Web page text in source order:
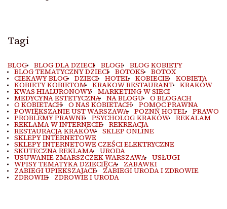
Tagi
BLOG BLOG DLA DZIECI BLOGI BLOG KOBIETY
BLOG TEMATYCZNY DZIECI BOTOKS BOTOX
CIEKAWY BLOG DZIECI HOTEL KOBIECIE KOBIETA
KOBIETY KOBIETOM KRAKOW RESTAURANT KRAKÓW
KWAS HIALURONOWY MARKETING W SIECI
MEDYCYNA ESTETYCZNA NA BLOGU O BLOGACH
O KOBIETACH O NAS KOBIETACH POMOC PRAWNA
POWIĘKSZANIE UST WARSZAWA POZNŃ HOTEL PRAWO
PROBLEMY PRAWNE PSYCHOLOG KRAKÓW REKALAM
REKLAMA W INTERNECIE REKREACJA
RESTAURACJA KRAKÓW SKLEP ONLINE
SKLEPY INTERNETOWE
SKLEPY INTERNETOWE CZEŚCI ELEKTRYCZNE
SKUTECZNA REKLAMA URODA
USUWANIE ZMARSZCZEK WARSZAWA USŁUGI
WPISY TEMATYKA DZIECIĘCA ZABAWKI
ZABIEGI UPIEKSZAJACE ZABIEGI URODA I ZDROWIE
ZDROWIE ZDROWIE I URODA